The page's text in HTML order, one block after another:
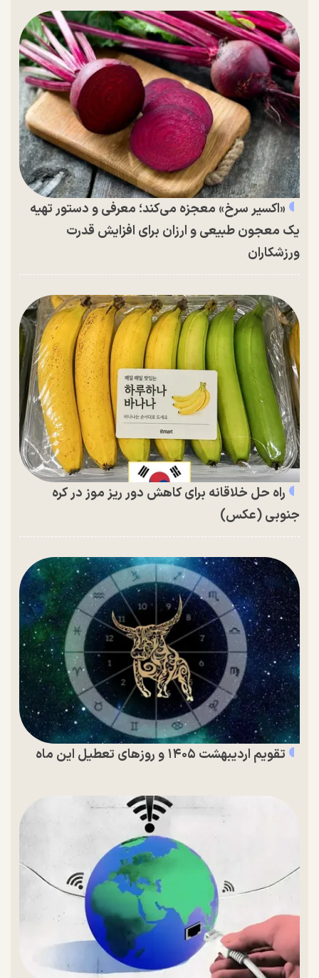
«اکسیر سرخ» معجزه می‌کند؛ معرفی و دستور تهیه
یک معجون طبیعی و ارزان برای افزایش قدرت
ورزشکاران
راه حل خلاقانه برای کاهش دور ریز موز در کره
جنوبی (عکس)
تقویم اردیبهشت ۱۴۰۵ و روز‌های تعطیل این ماه